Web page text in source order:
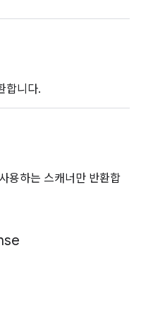
합니다.
용하는 스캐너만 반환합